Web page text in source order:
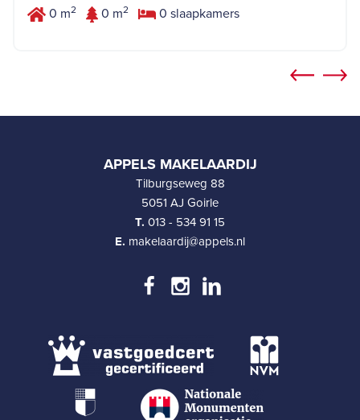
0 m2 0 m2 0 slaapkamers
APPELS MAKELAARDIJ
Tilburgseweg 88
5051 AJ Goirle
T. 013 - 534 91 15
E. makelaardij@appels.nl